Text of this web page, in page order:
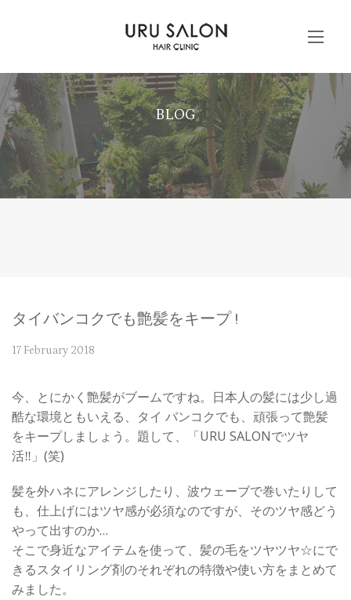
BLOG
タイバンコクでも艶髪をキープ !
17 February 2018
今、とにかく艶髪がブームですね。日本人の髪には少し過
酷な環境ともいえる、タイ バンコクでも、頑張って艶髪
をキープしましょう。題して、「URU SALONでツヤ
活‼︎」(笑)
髪を外ハネにアレンジしたり、波ウェーブで巻いたりして
も、仕上げにはツヤ感が必須なのですが、そのツヤ感どう
やって出すのか…
そこで身近なアイテムを使って、髪の毛をツヤツヤ☆にで
きるスタイリング剤のそれぞれの特徴や使い方をまとめて
みました。